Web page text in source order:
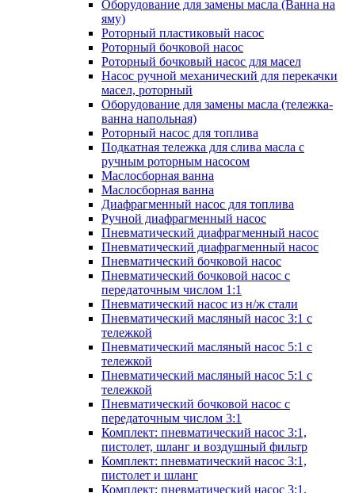
Оборудование для замены масла (Ванна на
яму)
Роторный пластиковый насос
Роторный бочковой насос
Роторный бочковый насос для масел
Насос ручной механический для перекачки
масел, роторный
Оборудование для замены масла (тележка-
ванна напольная)
Роторный насос для топлива
Подкатная тележка для слива масла с
ручным роторным насосом
Маслосборная ванна
Маслосборная ванна
Диафрагменный насос для топлива
Ручной диафрагменный насос
Пневматический диафрагменный насос
Пневматический диафрагменный насос
Пневматический бочковой насос
Пневматический бочковой насос с
передаточным числом 1:1
Пневматический насос из н/ж стали
Пневматический масляный насос 3:1 с
тележкой
Пневматический масляный насос 5:1 с
тележкой
Пневматический масляный насос 5:1 с
тележкой
Пневматический бочковой насос с
передаточным числом 3:1
Комплект: пневматический насос 3:1,
пистолет, шланг и воздушный фильтр
Комплект: пневматический насос 3:1,
пистолет и шланг
Комплект: пневматический насос 3:1,